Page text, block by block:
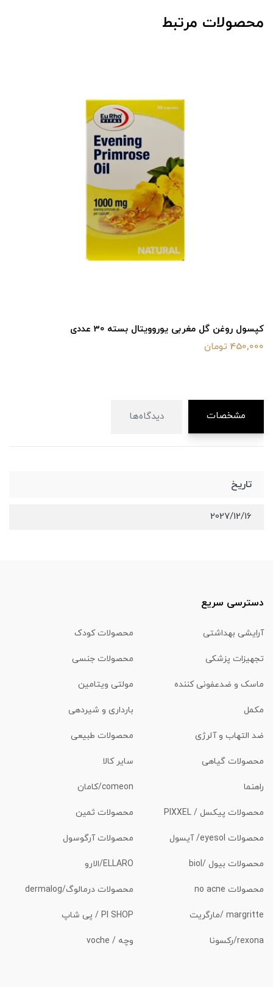
محصولات مرتبط
کپسول روغن گل مغربی یوروویتال بسته 30 عددی
450,000 تومان
مشخصات دیدگاه‌ها
تاریخ
2027/12/16
دسترسی سریع
آرایشی بهداشتی محصولات کودک
تجهیزات پزشکی محصولات جنسی
ماسک و ضدعفونی کننده مولتی ویتامین
مکمل بارداری و شیردهی
ضد التهاب و آلرژی محصولات طبیعی
محصولات گیاهی سایر کالا
راهنما comeon/کامان
محصولات پیکسل / PIXXEL محصولات ثمین
محصولات eyesol/ آیسول محصولات آرگوسول
محصولات بیول /biol ELLARO/الارو
محصولات no acne محصولات درمالوگ/dermalog
margritte /مارگریت PI SHOP / پی شاپ
rexona/رکسونا وچه / voche